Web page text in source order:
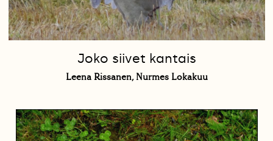
Joko siivet kantais
Leena Rissanen, Nurmes Lokakuu